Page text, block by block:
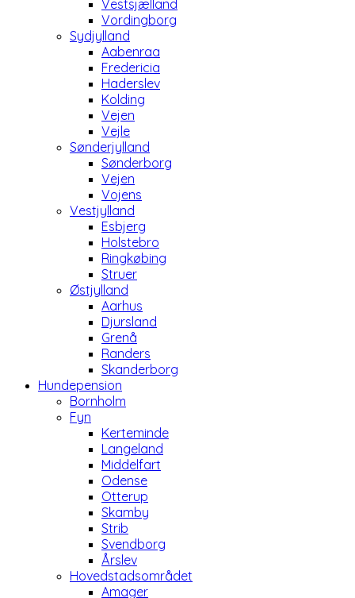
Vestsjælland
Vordingborg
Sydjylland
Aabenraa
Fredericia
Haderslev
Kolding
Vejen
Vejle
Sønderjylland
Sønderborg
Vejen
Vojens
Vestjylland
Esbjerg
Holstebro
Ringkøbing
Struer
Østjylland
Aarhus
Djursland
Grenå
Randers
Skanderborg
Hundepension
Bornholm
Fyn
Kerteminde
Langeland
Middelfart
Odense
Otterup
Skamby
Strib
Svendborg
Årslev
Hovedstadsområdet
Amager